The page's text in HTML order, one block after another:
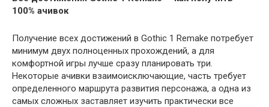
100% ачивок
Получение всех достижений в Gothic 1 Remake потребует
минимум двух полноценных прохождений, а для
комфортной игры лучше сразу планировать три.
Некоторые ачивки взаимоисключающие, часть требует
определенного маршрута развития персонажа, а одна из
самых сложных заставляет изучить практически все